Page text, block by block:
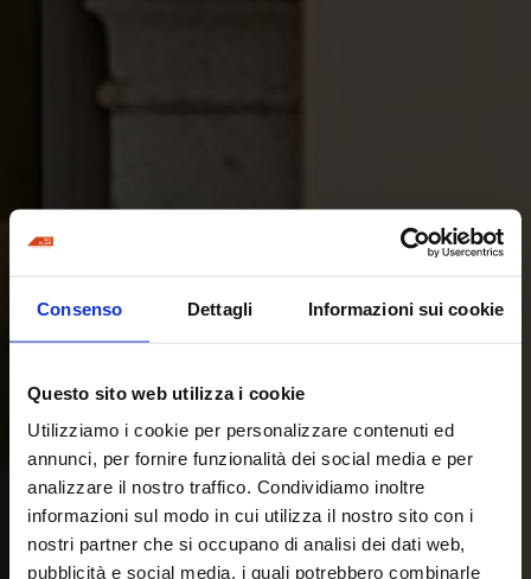
Consenso Dettagli Informazioni sui cookie
Questo sito web utilizza i cookie
Utilizziamo i cookie per personalizzare contenuti ed
annunci, per fornire funzionalità dei social media e per
analizzare il nostro traffico. Condividiamo inoltre
informazioni sul modo in cui utilizza il nostro sito con i
nostri partner che si occupano di analisi dei dati web,
pubblicità e social media, i quali potrebbero combinarle